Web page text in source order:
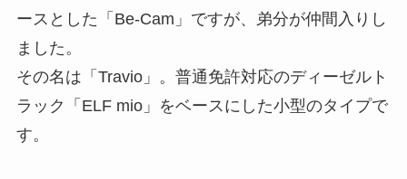
ースとした「Be-Cam」ですが、弟分が仲間入りし
ました。
その名は「Travio」。普通免許対応のディーゼルト
ラック「ELF mio」をベースにした小型のタイプで
す。